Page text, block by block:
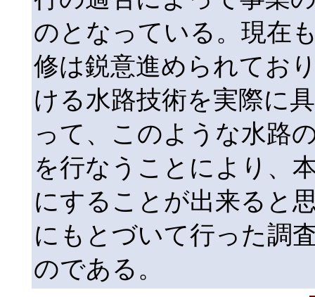
のとなっている。現在
修は鋭意進められてお
ける水路技術を実際に
って、このような水路
を行なうことにより、
にすることが出来ると
にもとづいて行った調
のである。